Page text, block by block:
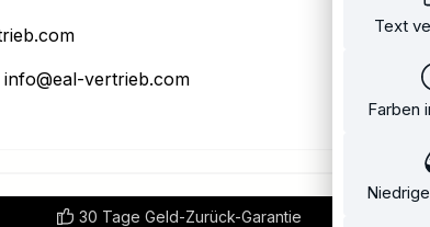
info@eal-vertrieb.com
30 Tage Geld-Zurück-Garantie
Text
Farben